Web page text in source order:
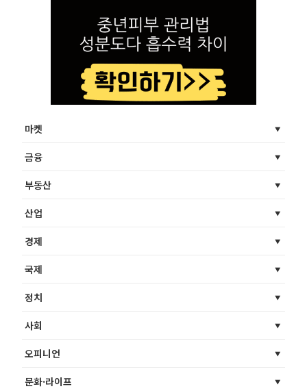
마켓
금융
부동산
산업
경제
국제
정치
사회
오피니언
문화·라이프